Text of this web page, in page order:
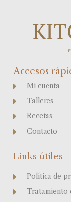
Accesos
Mi cuenta
Talleres
Recetas
Contacto
Links útiles
Política de
Tratamiento